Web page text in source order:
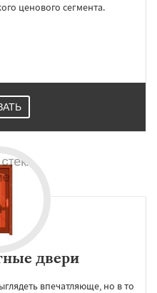
ценового сегмента.
двери
впечатляюще, но в то